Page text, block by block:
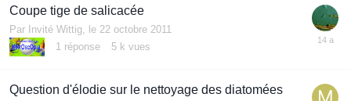
Coupe tige de salicacée
Par Invité Wittig, le 22 octobre 2011
1 réponse 5 k vues
Question d'élodie sur le nettoyage des diatomées